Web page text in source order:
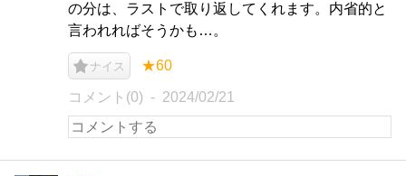
の分は、ラストで取り返してくれます。内省的と
言われればそうかも…。
ナイス ★60
コメント(0) 2024/02/21